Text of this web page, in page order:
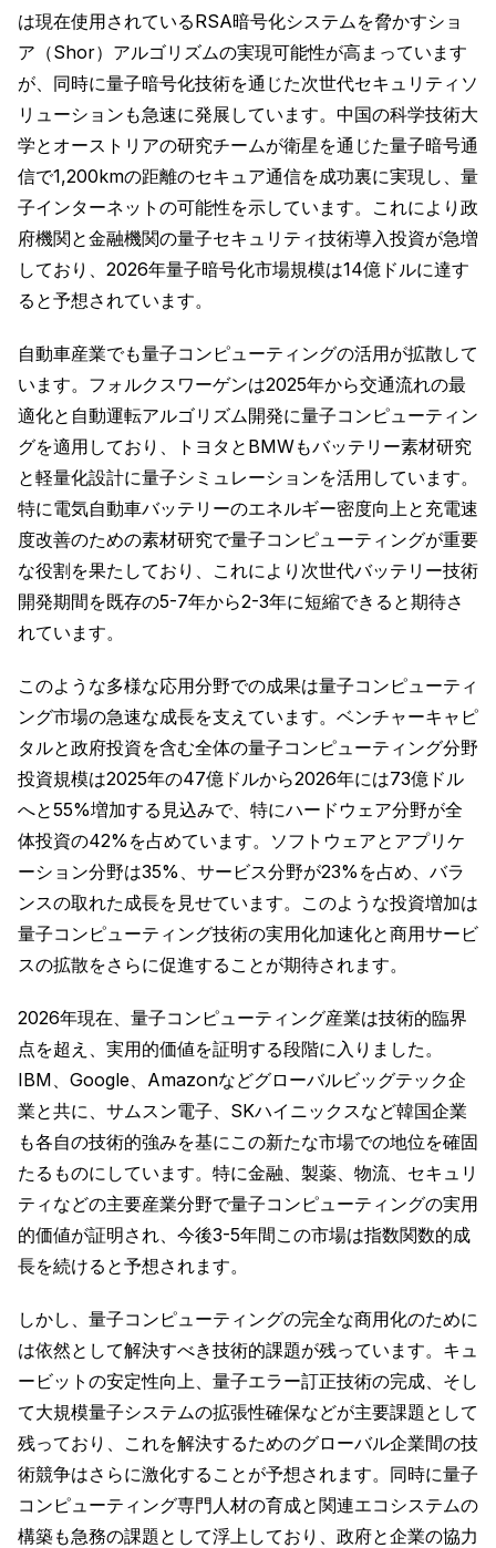
は現在使用されているRSA暗号化システムを脅かすショ
ア（Shor）アルゴリズムの実現可能性が高まっています
が、同時に量子暗号化技術を通じた次世代セキュリティソ
リューションも急速に発展しています。中国の科学技術大
学とオーストリアの研究チームが衛星を通じた量子暗号通
信で1,200kmの距離のセキュア通信を成功裏に実現し、量
子インターネットの可能性を示しています。これにより政
府機関と金融機関の量子セキュリティ技術導入投資が急増
しており、2026年量子暗号化市場規模は14億ドルに達す
ると予想されています。
自動車産業でも量子コンピューティングの活用が拡散して
います。フォルクスワーゲンは2025年から交通流れの最
適化と自動運転アルゴリズム開発に量子コンピューティン
グを適用しており、トヨタとBMWもバッテリー素材研究
と軽量化設計に量子シミュレーションを活用しています。
特に電気自動車バッテリーのエネルギー密度向上と充電速
度改善のための素材研究で量子コンピューティングが重要
な役割を果たしており、これにより次世代バッテリー技術
開発期間を既存の5-7年から2-3年に短縮できると期待さ
れています。
このような多様な応用分野での成果は量子コンピューティ
ング市場の急速な成長を支えています。ベンチャーキャピ
タルと政府投資を含む全体の量子コンピューティング分野
投資規模は2025年の47億ドルから2026年には73億ドル
へと55%増加する見込みで、特にハードウェア分野が全
体投資の42%を占めています。ソフトウェアとアプリケ
ーション分野は35%、サービス分野が23%を占め、バラ
ンスの取れた成長を見せています。このような投資増加は
量子コンピューティング技術の実用化加速化と商用サービ
スの拡散をさらに促進することが期待されます。
2026年現在、量子コンピューティング産業は技術的臨界
点を超え、実用的価値を証明する段階に入りました。
IBM、Google、Amazonなどグローバルビッグテック企
業と共に、サムスン電子、SKハイニックスなど韓国企業
も各自の技術的強みを基にこの新たな市場での地位を確固
たるものにしています。特に金融、製薬、物流、セキュリ
ティなどの主要産業分野で量子コンピューティングの実用
的価値が証明され、今後3-5年間この市場は指数関数的成
長を続けると予想されます。
しかし、量子コンピューティングの完全な商用化のために
は依然として解決すべき技術的課題が残っています。キュ
ービットの安定性向上、量子エラー訂正技術の完成、そし
て大規模量子システムの拡張性確保などが主要課題として
残っており、これを解決するためのグローバル企業間の技
術競争はさらに激化することが予想されます。同時に量子
コンピューティング専門人材の育成と関連エコシステムの
構築も急務の課題として浮上しており、政府と企業の協力